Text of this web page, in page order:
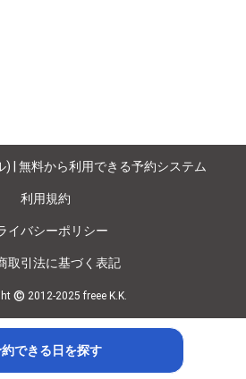
できる日を探す
| 無料から利用できる予約システム
利用規約
イバシーポリシー
取引法に基づく表記
© 2012-2025 freee K.K.